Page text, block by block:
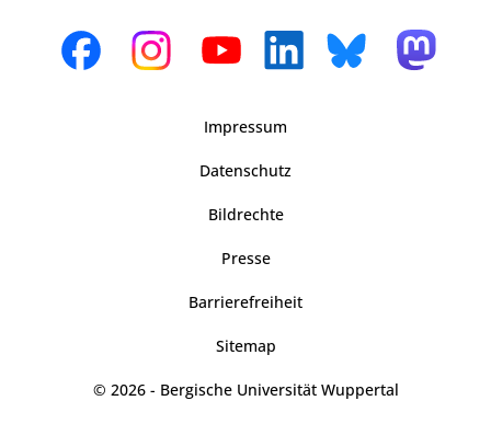
Impressum
Datenschutz
Bildrechte
Presse
Barrierefreiheit
Sitemap
© 2026 - Bergische Universität Wuppertal